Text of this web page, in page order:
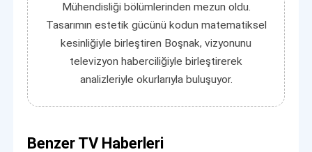
Mühendisliği bölümlerinden mezun oldu.
Tasarımın estetik gücünü kodun matematiksel
kesinliğiyle birleştiren Boşnak, vizyonunu
televizyon haberciliğiyle birleştirerek
analizleriyle okurlarıyla buluşuyor.
Benzer TV Haberleri